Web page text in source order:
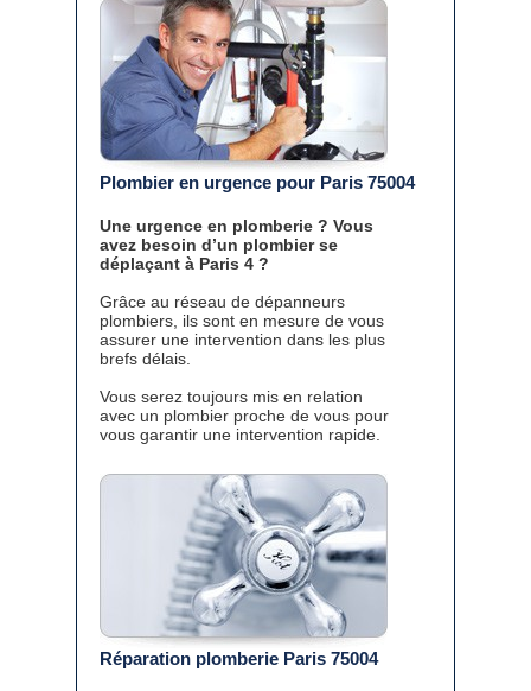
Plombier en urgence pour Paris 75004
Une urgence en plomberie ? Vous
avez besoin d’un plombier se
déplaçant à Paris 4 ?
Grâce au réseau de dépanneurs
plombiers, ils sont en mesure de vous
assurer une intervention dans les plus
brefs délais.
Vous serez toujours mis en relation
avec un plombier proche de vous pour
vous garantir une intervention rapide.
Réparation plomberie Paris 75004